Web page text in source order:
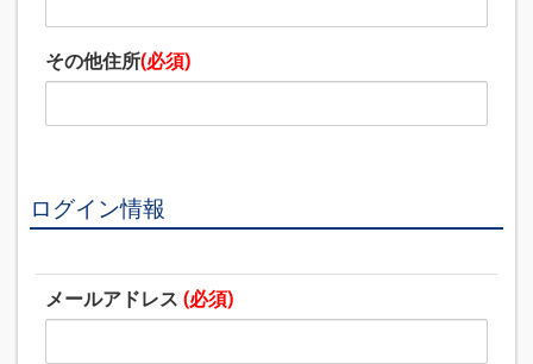
その他住所(必須)
ログイン情報
メールアドレス (必須)